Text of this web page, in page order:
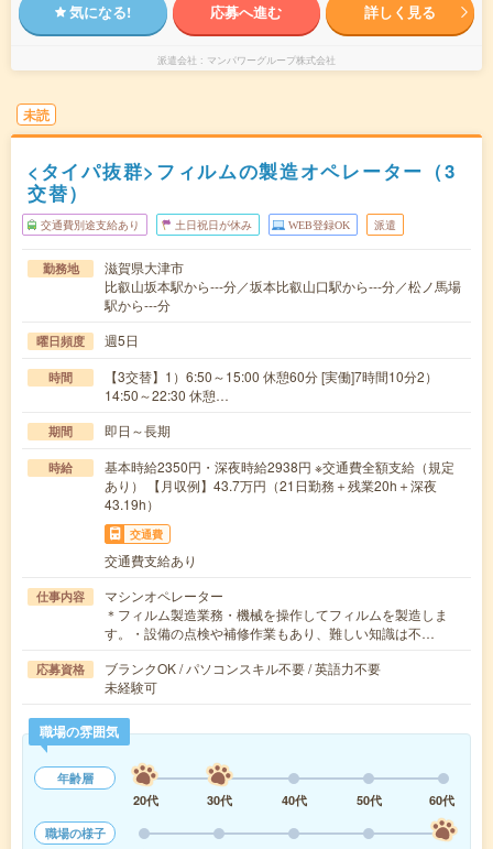
気になる! 応募へ進む 詳しく見る
派遣会社 マンパワーグループ株式会社
未読
<タイパ抜群>フィルムの製造オペレーター（3
交替）
交通費別途支給あり 土日祝日が休み WEB登録OK 派遣
勤務地
滋賀県大津市
比叡山坂本駅から---分／坂本比叡山口駅から---分／松ノ馬場
駅から---分
曜日頻度 週5日
時間
【3交替】1）6:50～15:00 休憩60分 [実働]7時間10分2）
14:50～22:30 休憩…
期間 即日～長期
時給
基本時給2350円・深夜時給2938円 ※交通費全額支給（規定
あり） 【月収例】43.7万円（21日勤務＋残業20h＋深夜
43.19h）
交通費
交通費支給あり
仕事内容
マシンオペレーター
＊フィルム製造業務・機械を操作してフィルムを製造しま
す。・設備の点検や補修作業もあり、難しい知識は不…
応募資格
ブランクOK / パソコンスキル不要 / 英語力不要
未経験可
職場の雰囲気
年齢層
20代
30代 40代 50代
60代
職場の様子